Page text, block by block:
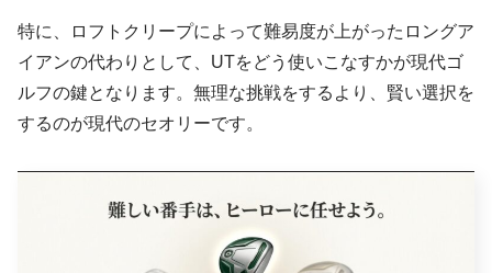
特に、ロフトクリープによって難易度が上がったロングア
イアンの代わりとして、UTをどう使いこなすかが現代ゴ
ルフの鍵となります。無理な挑戦をするより、賢い選択を
するのが現代のセオリーです。